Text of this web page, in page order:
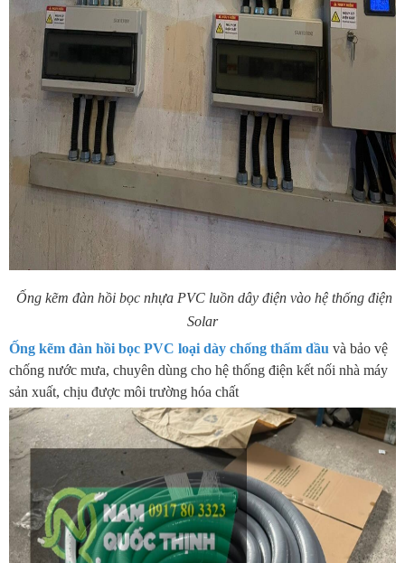
Ống kẽm đàn hồi bọc nhựa PVC luồn dây điện vào hệ thống điện
Solar
Ống kẽm đàn hồi bọc PVC loại dày chống thấm dầu và bảo vệ
chống nước mưa, chuyên dùng cho hệ thống điện kết nối nhà máy
sản xuất, chịu được môi trường hóa chất